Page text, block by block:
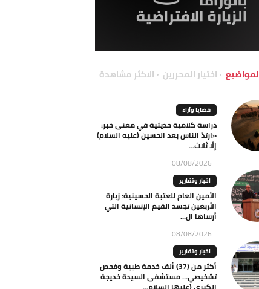
اختيار المحررين الاكثر مشاهدة
قضايا وآراء
دراسة كلامية حديثية في معنى خبر:
«ارتدّ الناس بعد الحسين (عليه السلام)
إلّا ثلاث...
08/08/2026
اخبار وتقارير
الأمين العام للعتبة الحسينية: زيارة
الأربعين تجسد القيم الإنسانية التي
أرساها ال...
08/08/2026
اخبار وتقارير
أكثر من (37) ألف خدمة طبية وفحص
تشخيصي… مستشفى السيدة خديجة